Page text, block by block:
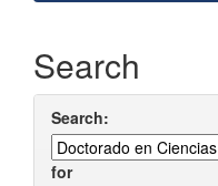
Search
Search:
for